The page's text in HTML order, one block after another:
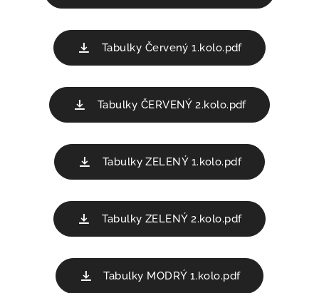
Tabulky Červený 1.kolo.pdf
Tabulky ČERVENÝ 2.kolo.pdf
Tabulky ZELENÝ 1.kolo.pdf
Tabulky ZELENÝ 2.kolo.pdf
Tabulky MODRÝ 1.kolo.pdf